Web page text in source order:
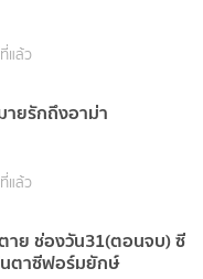
แล้ว
ายรักถึงอาม่า
แล้ว
าย ช่องวัน31(ตอนจบ) ซี
ตาซีฟอร์มยักษ์